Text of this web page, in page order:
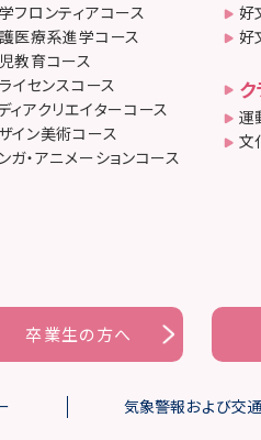
フロンティアコース
医療系進学コース
教育コース
イセンスコース
ィアクリエイターコース
イン美術コース
ガ・アニメーションコース
好
好
運
文
卒業生の方へ
気象警報および交